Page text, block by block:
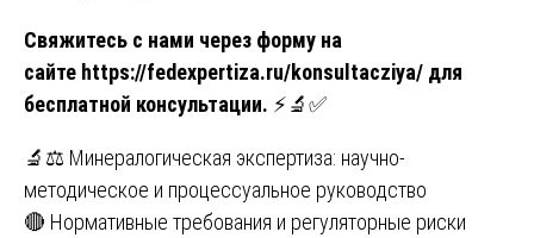
Свяжитесь с нами через форму на
сайте https://fedexpertiza.ru/konsultacziya/ для
бесплатной консультации. ⚡🔬✅
Навигация
по
🔬⚖️ Минералогическая экспертиза: научно-
методическое и процессуальное руководство
🔴 Нормативные требования и регуляторные риски